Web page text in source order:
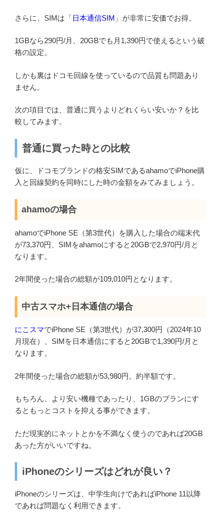
さらに、SIMは「日本通信SIM 」が非常に安価でお得。
1GBなら290円/月、20GBでも月1,390円で使えるという破
格の設定。
しかも裏はドコモ回線を使っているので品質も問題あり
ません。
次の項目では、普通に買うよりどれくらい安いか？を比
較してみます。
普通に買った時との比較
仮に、ドコモブランドの格安SIMであるahamoでiPhone購
入と回線契約を同時にした時の金額をみてみましょう。
ahamoの場合
ahamoでiPhone SE（第3世代）を購入した場合の端末代
が73,370円、SIMをahamoにすると20GBで2,970円/月と
なります。
2年間使った場合の総額が109,010円となります。
中古スマホ+日本通信の場合
にこスマでiPhone SE（第3世代）が37,300円（2024年10
月現在）、SIMを日本通信にすると20GBで1,390円/月と
なります。
2年間使った場合の総額が53,980円。約半額です。
もちろん、より安い機種であったり、1GBのプランにす
るともっとコストを抑える事ができます。
ただ現実的にネットとかを不満なく使うのであれば20GB
あった方がいいですね。
iPhoneのシリーズはどれが良い？
iPhoneのシリーズは、中学生向けであればiPhone 11以降
であれば問題なく利用できます。